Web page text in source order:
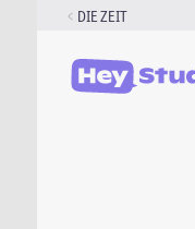
DIE ZEIT